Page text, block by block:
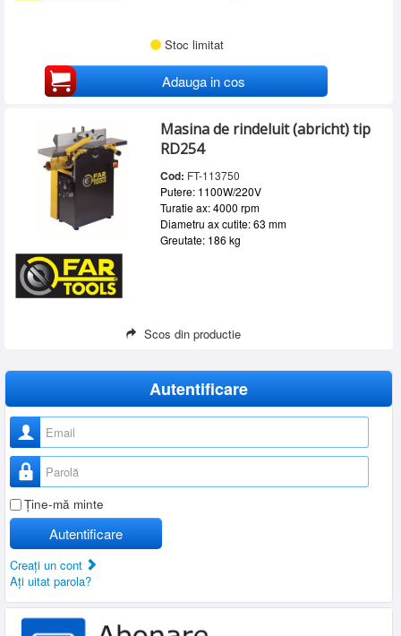
Stoc limitat
Adauga in cos
Masina de rindeluit (abricht) tip
RD254
Cod: FT-113750
Putere: 1100W/220V
Turatie ax: 4000 rpm
Diametru ax cutite: 63 mm
Greutate: 186 kg
Scos din productie
Autentificare
Nume utilizator
Parolă
Ţine-mă minte
Autentificare
Creaţi un cont
Aţi uitat parola?